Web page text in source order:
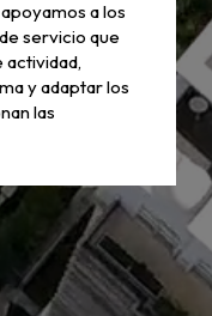
a los
servicio que
actividad,
y adaptar los
las